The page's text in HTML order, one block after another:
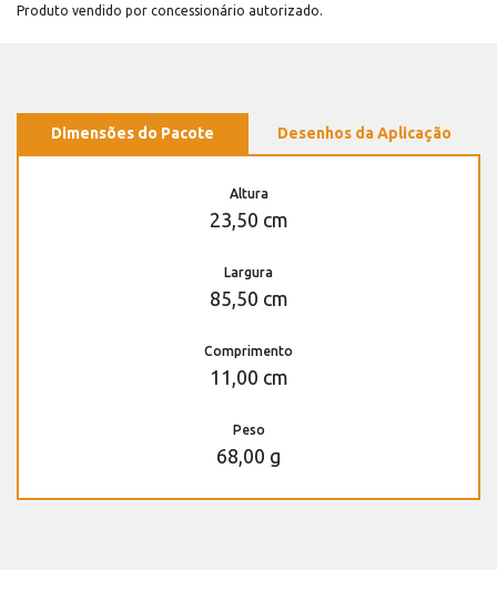
Produto vendido por concessionário autorizado.
Dimensões do Pacote Desenhos da Aplicação
Altura
23,50 cm
Largura
85,50 cm
Comprimento
11,00 cm
Peso
68,00 g